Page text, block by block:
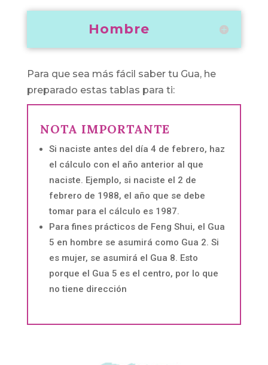
Hombre
Para que sea más fácil saber tu Gua, he
preparado estas tablas para ti:
NOTA IMPORTANTE
Si naciste antes del día 4 de febrero, haz
el cálculo con el año anterior al que
naciste. Ejemplo, si naciste el 2 de
febrero de 1988, el año que se debe
tomar para el cálculo es 1987.
Para fines prácticos de Feng Shui, el Gua
5 en hombre se asumirá como Gua 2. Si
es mujer, se asumirá el Gua 8. Esto
porque el Gua 5 es el centro, por lo que
no tiene dirección